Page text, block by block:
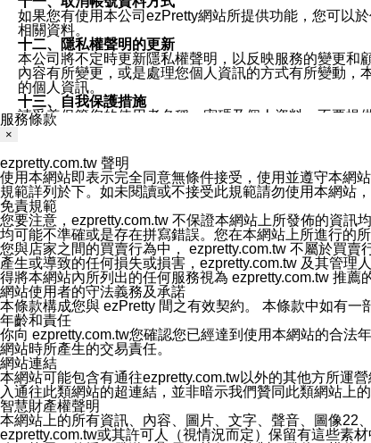
如果您有使用本公司ezPretty網站所提供功能，您可以
相關資料。
十二、隱私權聲明的更新
本公司將不定時更新隱私權聲明，以反映服務的變更和
內容有所變更，或是處理您個人資訊的方式有所變動，
的個人資訊。
十三、自我保護措施
請妥善保管您的使用者名稱、密碼及個人資料，不要提
窗，以防止他人讀取您的個人資料、信件或進入所機關管
您同意本公司網站，透過您所提供的郵件地址與您取得
停止接收這些資料或電子郵件。
十五、訊息通知
本公司/本服務將以通知型訊息傳送重要訊息給您。即
本公司/本服務傳送之通知型訊息以對您有效且重要的
1.LINE 帳號設定的電話號碼與本公司/本服務所傳來的
2.該 LINE 帳號已在 LINE APP 設定中，同意接收通知
3.LINE 帳號未封鎖傳送訊息之 LINE 官方帳號。
欲變更通知型訊息的設定，操作如下：
1.點選「主頁」＞「設定」
2.點選「隱私設定」
3.點選「提供使用資料」
4.點選「LINE通知型訊息」
5.開關「接收LINE通知型訊息」
❗️關閉「接收通知型訊息」後，將不會接收到來自任何
服務條款
×
ezpretty.com.tw 聲明
使用本網站即表示完全同意無條件接受，使用並遵守本網
規範詳列於下。如未閱讀或不接受此規範請勿使用本網站
免責規範
您要注意，ezpretty.com.tw 不保證本網站上所發佈的資訊
均可能不準確或是存在拼寫錯誤。您在本網站上所進行的
您與店家之間的買賣行為中， ezpretty.com.tw 不屬於買
產生或導致的任何損失或損害，ezpretty.com.tw 及其管理
得將本網站內所列出的任何服務視為 ezpretty.com.tw 推
網站使用者的守法義務及承諾
本條款構成您與 ezPretty 間之有效契約。 本條款中如有
年齡和責任
你向 ezpretty.com.tw您確認您已經達到使用本網站的合法
網站時所產生的交易責任。
網站連結
本網站可能包含有通往ezpretty.com.tw以外的其他方所運
入通往此類網站的超連結，並非暗示我們贊同此類網站上
智慧財產權聲明
本網站上的所有資訊、內容、圖片、文字、聲音、圖像22
ezpretty.com.tw或其許可人（視情況而定）保留有這些素